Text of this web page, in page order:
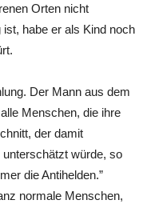
Orten nicht
ist, habe er als Kind noch
Der Mann aus dem
Menschen, die ihre
der damit
würde, so
die Antihelden.”
normale Menschen,